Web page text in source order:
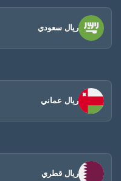
ريال سعودي
ريال عماني
ريال قطري